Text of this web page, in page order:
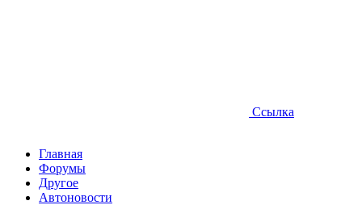
Ссылка
Главная
Форумы
Другое
Автоновости